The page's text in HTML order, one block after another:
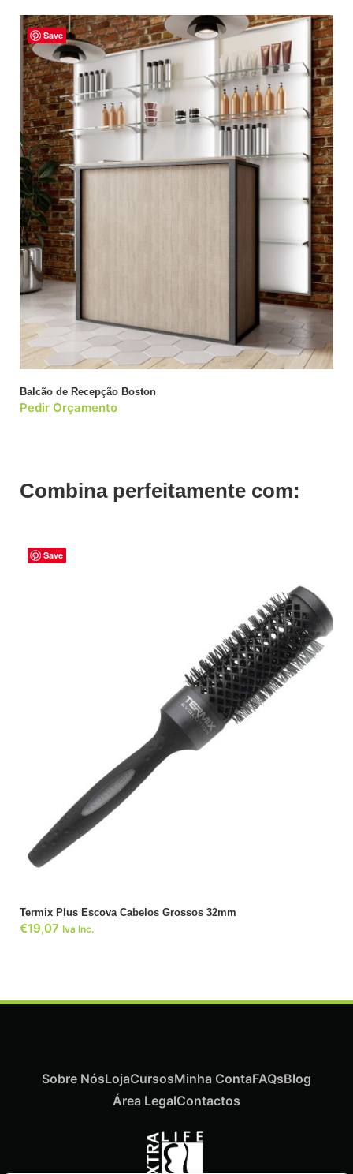
Save
Balcão de Recepção Boston
Pedir Orçamento
Combina perfeitamente com:
Save
Termix Plus Escova Cabelos Grossos 32mm
€19,07 Iva Inc.
Sobre NósLojaCursosMinha ContaFAQsBlog
Área LegalContactos